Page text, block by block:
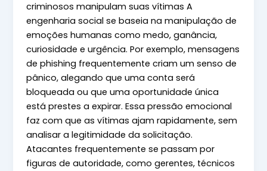
criminosos manipulam suas vítimas A
engenharia social se baseia na manipulação de
emoções humanas como medo, ganância,
curiosidade e urgência. Por exemplo, mensagens
de phishing frequentemente criam um senso de
pânico, alegando que uma conta será
bloqueada ou que uma oportunidade única
está prestes a expirar. Essa pressão emocional
faz com que as vítimas ajam rapidamente, sem
analisar a legitimidade da solicitação.
Atacantes frequentemente se passam por
figuras de autoridade, como gerentes, técnicos